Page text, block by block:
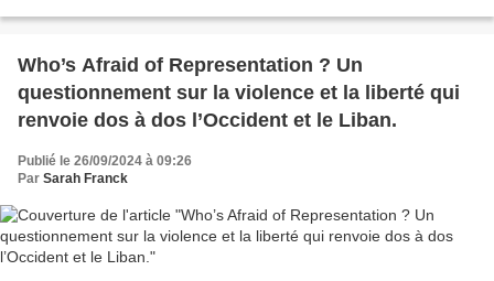
Who’s Afraid of Representation ? Un
questionnement sur la violence et la liberté qui
renvoie dos à dos l’Occident et le Liban.
Publié le 26/09/2024 à 09:26
Par Sarah Franck